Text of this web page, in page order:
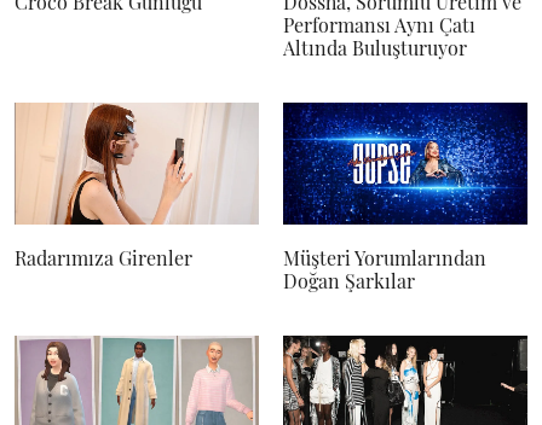
Performansı Aynı Çatı
Altında Buluşturuyor
Radarımıza Girenler
Müşteri Yorumlarından
Doğan Şarkılar